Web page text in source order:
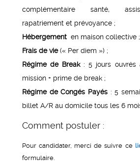
complémentaire santé,
rapatriement et prévoyance ;
Hébergement en maison collective ;
Frais de vie(« Per diem ») ;
Régime de Break: 5 jours
mission + prime de break ;
Régime de Congés Payés : 5
billet A/R au domicile tous les 6
Comment postuler :
Pour candidater, merci de suivre ce
formulaire.